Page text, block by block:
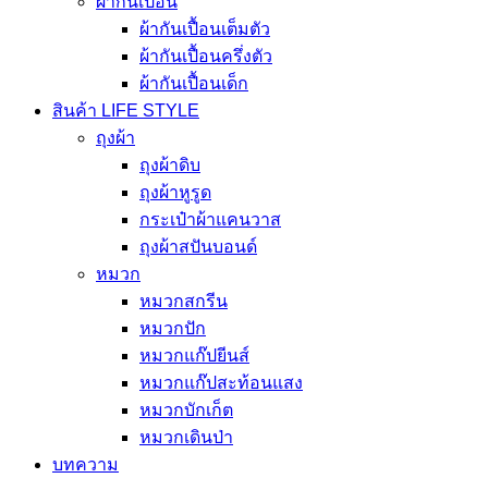
ผ้ากันเปื้อนเต็มตัว
ผ้ากันเปื้อนครึ่งตัว
ผ้ากันเปื้อนเด็ก
สินค้า LIFE STYLE
ถุงผ้า
ถุงผ้าดิบ
ถุงผ้าหูรูด
กระเป๋าผ้าแคนวาส
ถุงผ้าสปันบอนด์
หมวก
หมวกสกรีน
หมวกปัก
หมวกแก๊ปยีนส์
หมวกแก๊ปสะท้อนแสง
หมวกบักเก็ต
หมวกเดินป่า
บทความ